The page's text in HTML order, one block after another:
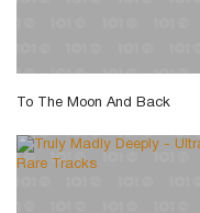
To The Moon And Back